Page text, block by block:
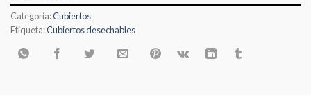
Categoría:Cubiertos
Etiqueta:Cubiertos desechables